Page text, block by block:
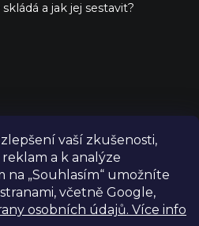
vaší zkušenosti,
a k analýze
na „Souhlasím“ umožníte
včetně Google,
osobních údajů. Více info
a jak jej sestavit?